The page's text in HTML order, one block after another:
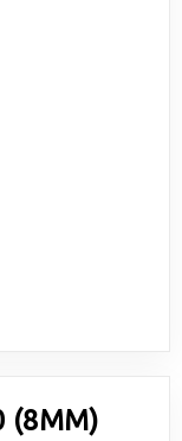
(8ММ)